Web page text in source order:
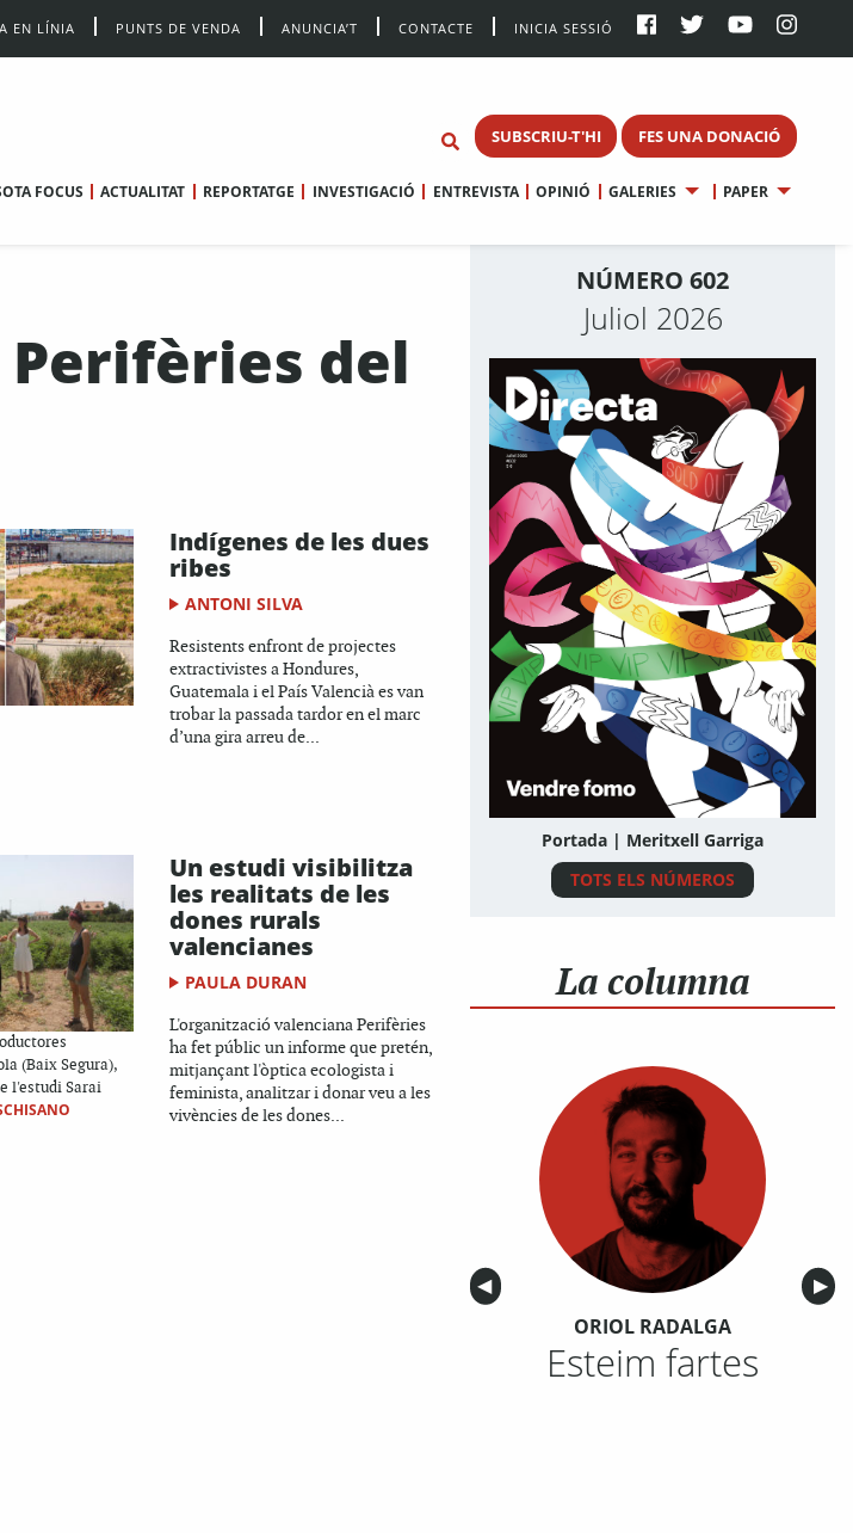
EN LÍNIA PUNTS DE VENDA ANUNCIA’T CONTACTE INICIA SESSIÓ
SUBSCRIU-T'HI FES UNA DONACIÓ
FOCUS ACTUALITAT REPORTATGE INVESTIGACIÓ ENTREVISTA OPINIÓ GALERIES PAPER
del
Indígenes de les dues
ribes
ANTONI SILVA
Resistents enfront de projectes
extractivistes a Hondures,
Guatemala i el País Valencià es van
trobar la passada tardor en el marc
d’una gira arreu de...
(Baix Segura),
l'estudi Sarai
Un estudi visibilitza
les realitats de les
dones rurals
valencianes
PAULA DURAN
L'organització valenciana Perifèries
ha fet públic un informe que pretén,
mitjançant l'òptica ecologista i
feminista, analitzar i donar veu a les
vivències de les dones...
NÚMERO 602
Juliol 2026
Portada | Meritxell Garriga
TOTS ELS NÚMEROS
La columna
Anterior
◀︎ ▶︎
ORIOL RADALGA
Esteim fartes